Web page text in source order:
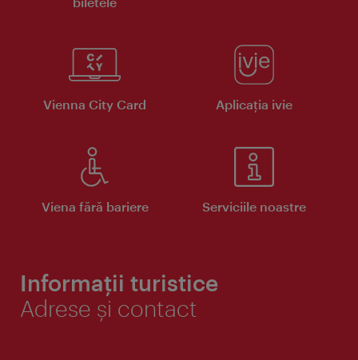
Vienna City Card Aplicaţia ivie
Viena fără bariere Serviciile noastre
Informații turistice
Adrese și contact